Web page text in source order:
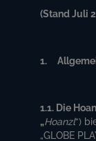
(Stand Juli
1.
1.1. Die
„Hoanzl“)
„GLOBE